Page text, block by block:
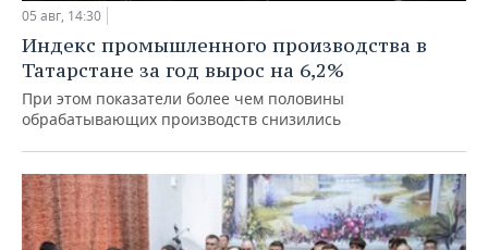
05 авг, 14:30
Индекс промышленного производства в
Татарстане за год вырос на 6,2%
При этом показатели более чем половины
обрабатывающих производств снизились